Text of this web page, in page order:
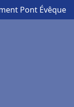
Pont Évêque